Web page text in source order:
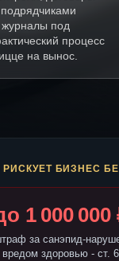
журналы под
процесс
на вынос.
РИСКУЕТ БИЗНЕС
1 000 000
за санэпид-
вредом здоровью - ст.